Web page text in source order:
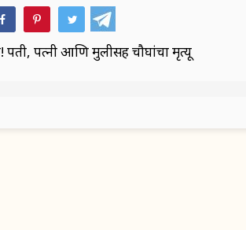
पती, पत्नी आणि मुलीसह चौघांचा मृत्यू